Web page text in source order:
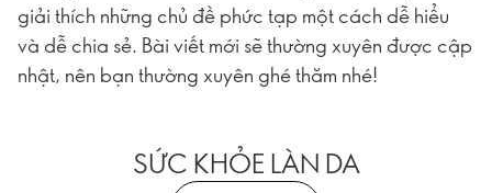
giải thích những chủ đề phức tạp một cách dễ hiểu
và dễ chia sẻ. Bài viết mới sẽ thường xuyên được cập
nhật, nên bạn thường xuyên ghé thăm nhé!
SỨC KHỎE LÀN DA